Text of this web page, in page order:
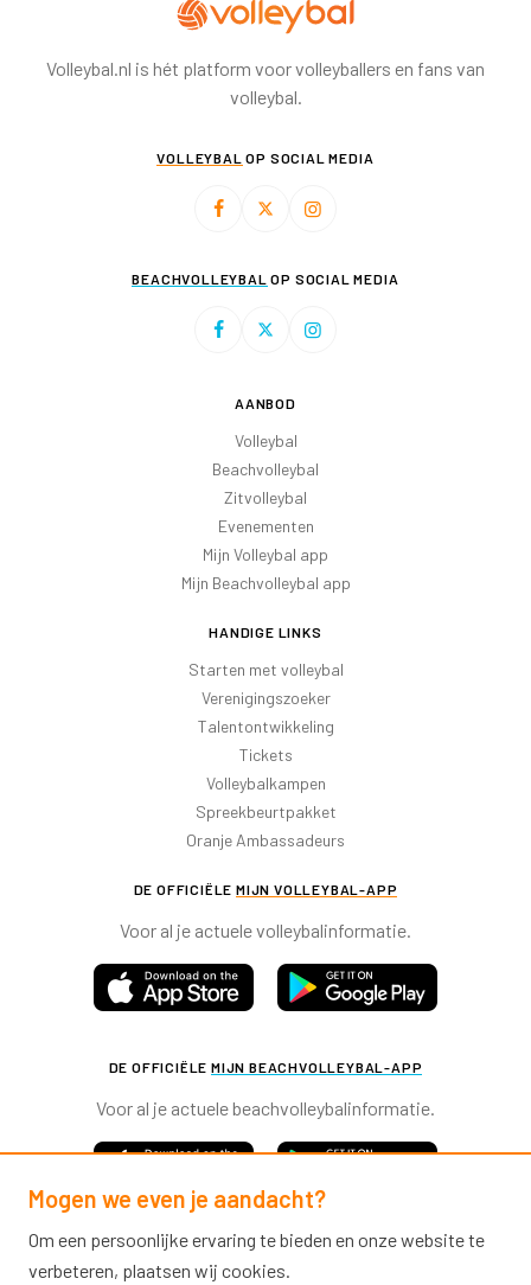
Volleybal.nl is hét platform voor volleyballers en fans van
volleybal.
VOLLEYBAL OP SOCIAL MEDIA
BEACHVOLLEYBAL OP SOCIAL MEDIA
AANBOD
Volleybal
Beachvolleybal
Zitvolleybal
Evenementen
Mijn Volleybal app
Mijn Beachvolleybal app
HANDIGE LINKS
Starten met volleybal
Verenigingszoeker
Talentontwikkeling
Tickets
Volleybalkampen
Spreekbeurtpakket
Oranje Ambassadeurs
DE OFFICIËLE MIJN VOLLEYBAL-APP
Voor al je actuele volleybalinformatie.
DE OFFICIËLE MIJN BEACHVOLLEYBAL-APP
Voor al je actuele beachvolleybalinformatie.
Mogen we even je aandacht?
Om een persoonlijke ervaring te bieden en onze website te
verbeteren, plaatsen wij cookies.